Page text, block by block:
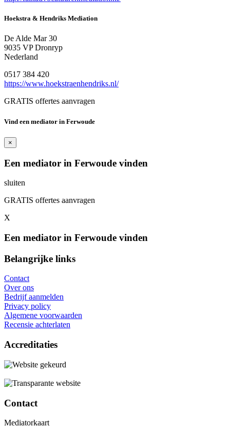
Hoekstra & Hendriks Mediation
De Alde Mar 30
9035 VP Dronryp
Nederland
0517 384 420
https://www.hoekstraenhendriks.nl/
GRATIS offertes aanvragen
Vind een mediator in Ferwoude
×
Een mediator in Ferwoude vinden
sluiten
GRATIS offertes aanvragen
X
Een mediator in Ferwoude vinden
Belangrijke links
Contact
Over ons
Bedrijf aanmelden
Privacy policy
Algemene voorwaarden
Recensie achterlaten
Accreditaties
Contact
Mediatorkaart